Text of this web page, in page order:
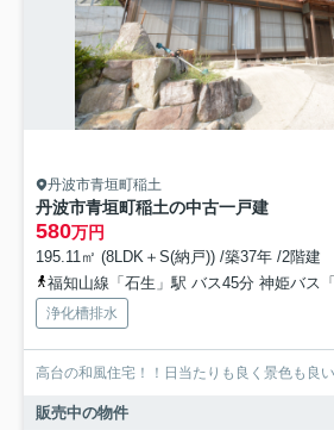
丹波市青垣町稲土
丹波市青垣町稲土の中古一戸建
580万円
195.11㎡ (8LDK＋S(納戸)) /築37年 /2階建
福知山線「石生」駅 バス45分 神姫バス「文室（兵庫
浄化槽排水
高台の和風住宅！！日当たりも良く景色も良い
販売中の物件